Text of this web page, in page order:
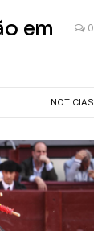
em
0
NOTICIAS